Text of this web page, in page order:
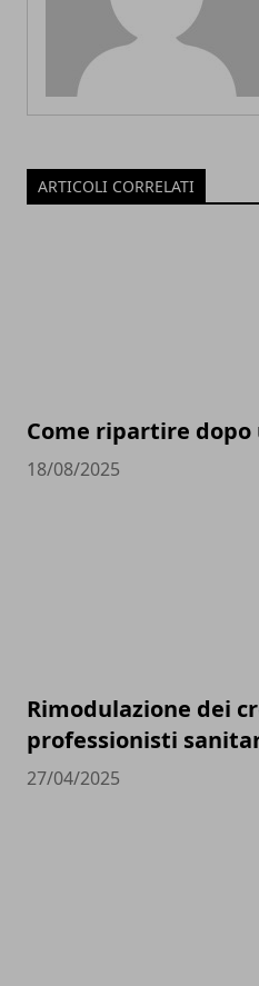
ARTICOLI CORRELATI
Come ripartire
18/08/2025
Rimodulazione dei
professionisti
27/04/2025